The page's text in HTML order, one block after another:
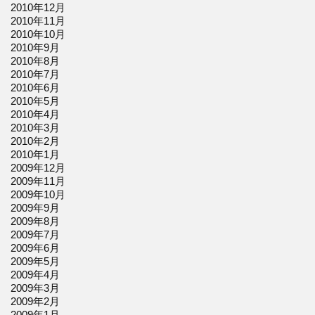
2010年12月
2010年11月
2010年10月
2010年9月
2010年8月
2010年7月
2010年6月
2010年5月
2010年4月
2010年3月
2010年2月
2010年1月
2009年12月
2009年11月
2009年10月
2009年9月
2009年8月
2009年7月
2009年6月
2009年5月
2009年4月
2009年3月
2009年2月